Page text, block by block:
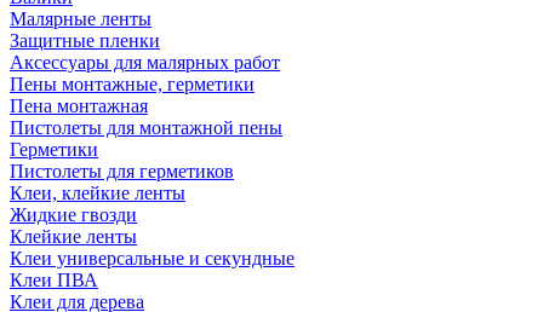
Малярные ленты
Защитные пленки
Аксессуары для малярных работ
Пены монтажные, герметики
Пена монтажная
Пистолеты для монтажной пены
Герметики
Пистолеты для герметиков
Клеи, клейкие ленты
Жидкие гвозди
Клейкие ленты
Клеи универсальные и секундные
Клеи ПВА
Клеи для дерева